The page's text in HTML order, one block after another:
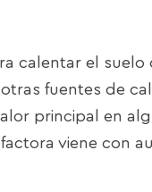
calentar el
fuentes de
principal en
viene con